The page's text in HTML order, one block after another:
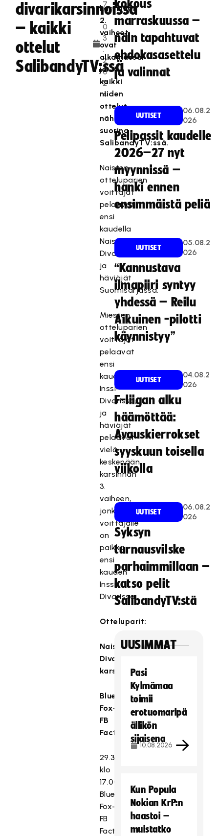
divarikarsinnoissa
– kaikki
ottelut
SalibandyTV:ssä
7
.
0
3
.
2
0
2
4
karsinnan
2.
vaiheet
ovat
alkamassa,
ja
kaikki
niiden
ottelut
nähdään
suorina
SalibandyTV:ssä.
Naisten
otteluparien
voittajat
pelaavat
ensi
kaudella
Naisten
Divarissa
ja
häviäjät
Suomisarjassa.
Miesten
otteluparien
voittajat
pelaavat
ensi
kaudella
Inssi-
Divarissa,
ja
häviäjät
pelaavat
vielä
keskenään
karsinnan
3.
vaiheen,
jonka
voittajalle
on
paikka
ensi
kauden
Inssi-
Divarissa.
Otteluparit:
Naisten
Divarin
karsinta:
Blue
Fox-
FB
Factor
29.3.
klo
17.00
Blue
Fox–
FB
Factor
kokous
marraskuussa –
näin tapahtuvat
ehdokasasettelu
ja valinnat
UUTISET
06.08.2
026
Pelipassit kaudelle
2026–27 nyt
myynnissä –
hanki ennen
ensimmäistä peliä
UUTISET
05.08.2
026
“Kannustava
ilmapiiri syntyy
yhdessä – Reilu
Aikuinen -pilotti
käynnistyy”
UUTISET
04.08.2
026
F-liigan alku
häämöttää:
Avauskierrokset
syyskuun toisella
viikolla
UUTISET
06.08.2
026
Syksyn
turnausvilske
parhaimmillaan –
katso pelit
SalibandyTV:stä
UUSIMMAT
Pasi
Kylmämaa
toimii
erotuomaripä
ällikön
sijaisena
10.08.2026
Kun Popula
Nokian KrP:n
haastoi –
muistatko